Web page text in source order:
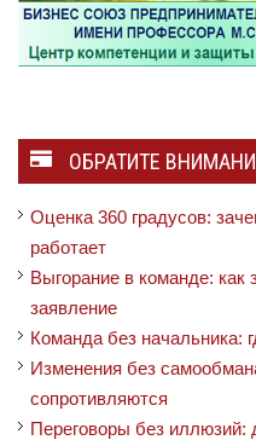
ОБРАТИТЕ
Оценка 360 градусов:
работает
Выгорание в команде: как
заявление
Команда без начальника:
Изменения без
сопротивляются
Переговоры без иллюзий: